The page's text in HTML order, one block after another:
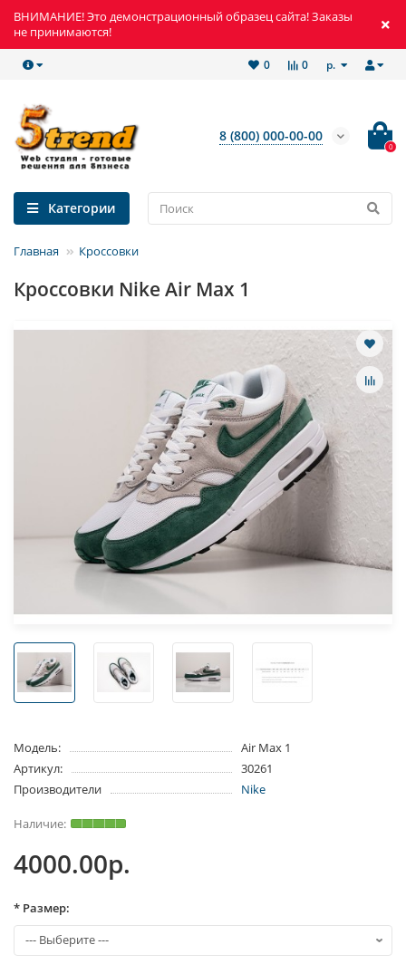
ВНИМАНИЕ! Это демонстрационный образец сайта! Заказы
не принимаются!
р.
0
0
8 (800) 000-00-00
0
Категории
Главная Кроссовки
Кроссовки Nike Air Max 1
Модель:
Air Max 1
Артикул:
30261
Производители
Nike
4000.00р.
* Размер: